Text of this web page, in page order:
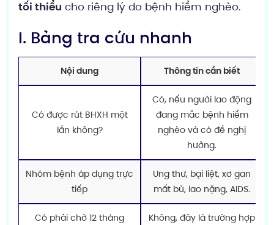
tối thiểu cho riêng lý do bệnh hiểm nghèo.
I. Bảng tra cứu nhanh
Nội dung Thông tin cần biết
Có được rút BHXH một
lần không?
Có, nếu người lao động
đang mắc bệnh hiểm
nghèo và có đề nghị
hưởng.
Nhóm bệnh áp dụng trực
tiếp
Ung thư, bại liệt, xơ gan
mất bù, lao nặng, AIDS.
Có phải chờ 12 tháng Không, đây là trường hợp